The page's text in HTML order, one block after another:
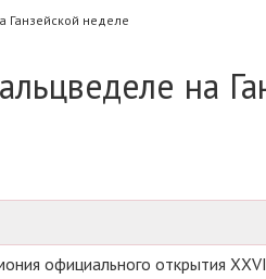
Ганзейской неделе
на
официального открытия